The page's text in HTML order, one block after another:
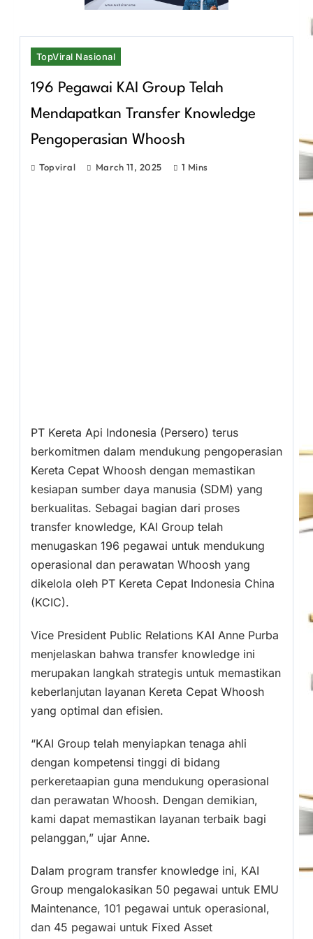
TopViral Nasional
196 Pegawai KAI Group Telah
Mendapatkan Transfer Knowledge
Pengoperasian Whoosh
Topviral March 11, 2025 1 Mins
PT Kereta Api Indonesia (Persero) terus
berkomitmen dalam mendukung pengoperasian
Kereta Cepat Whoosh dengan memastikan
kesiapan sumber daya manusia (SDM) yang
berkualitas. Sebagai bagian dari proses
transfer knowledge, KAI Group telah
menugaskan 196 pegawai untuk mendukung
operasional dan perawatan Whoosh yang
dikelola oleh PT Kereta Cepat Indonesia China
(KCIC).
Vice President Public Relations KAI Anne Purba
menjelaskan bahwa transfer knowledge ini
merupakan langkah strategis untuk memastikan
keberlanjutan layanan Kereta Cepat Whoosh
yang optimal dan efisien.
“KAI Group telah menyiapkan tenaga ahli
dengan kompetensi tinggi di bidang
perkeretaapian guna mendukung operasional
dan perawatan Whoosh. Dengan demikian,
kami dapat memastikan layanan terbaik bagi
pelanggan,” ujar Anne.
Dalam program transfer knowledge ini, KAI
Group mengalokasikan 50 pegawai untuk EMU
Maintenance, 101 pegawai untuk operasional,
dan 45 pegawai untuk Fixed Asset